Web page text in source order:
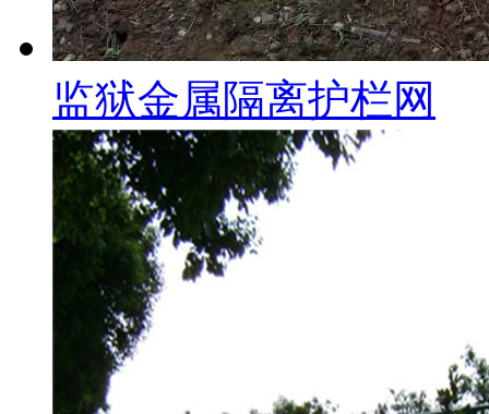
监狱金属隔离护栏网